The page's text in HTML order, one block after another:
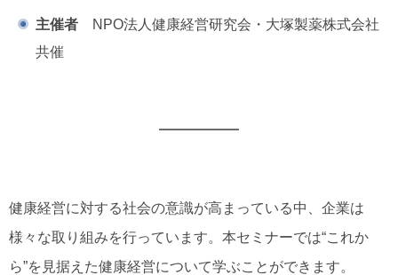
主催者 NPO法人健康経営研究会・大塚製薬株式会社
共催
健康経営に対する社会の意識が高まっている中、企業は
様々な取り組みを行っています。本セミナーでは“これか
ら”を見据えた健康経営について学ぶことができます。